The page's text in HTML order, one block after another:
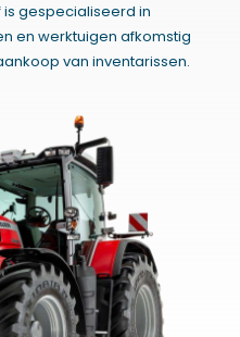
gespecialiseerd in
en werktuigen afkomstig
van inventarissen.